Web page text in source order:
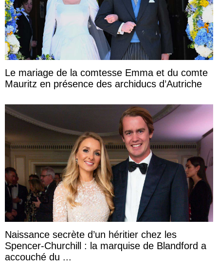
Le mariage de la comtesse Emma et du comte
Mauritz en présence des archiducs d’Autriche
Naissance secrète d’un héritier chez les
Spencer-Churchill : la marquise de Blandford a
accouché du ...